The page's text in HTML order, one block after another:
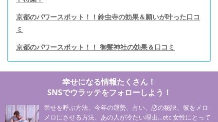
京都のパワースポット！！鈴虫寺の効果＆願いが叶った口コ
ミ
京都のパワースポット！！ 御髪神社の効果＆口コミ
幸せになる情報たくさん！
SNSでウラッテをフォローしよう！
幸せを呼ぶ方法、今年の運勢、占い、恋の秘訣、彼をメロ
メロにさせる方法、あの人が冷たい理由…etc 女性にとって